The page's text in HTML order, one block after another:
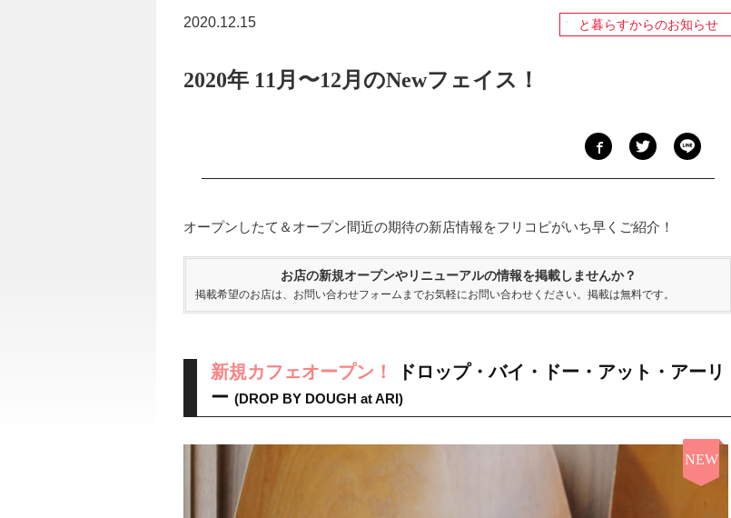
2020.12.15 と暮らすからのお知らせ
2020年 11月〜12月のNewフェイス！
オープンしたて＆オープン間近の期待の新店情報をフリコピがいち早くご紹介！
お店の新規オープンやリニューアルの情報を掲載しませんか？
掲載希望のお店は、 お問い合わせフォーム までお気軽にお問い合わせください。掲載は無料です。
新規カフェオープン！
ドロップ・バイ・ドー・アット・アーリ
ー (DROP BY DOUGH at ARI)
NEW